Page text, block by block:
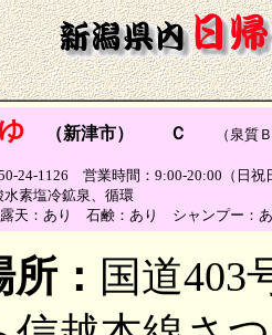
（新津市） Ｃ （泉質Ｂ
24-1126 営業時間：9:00-20:00（日
素塩冷鉱泉、循環
天：あり 石鹸：あり シャンプー：
所： 国道403